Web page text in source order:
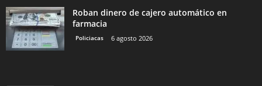
Roban dinero de cajero automático en
farmacia
Policiacas 6 agosto 2026